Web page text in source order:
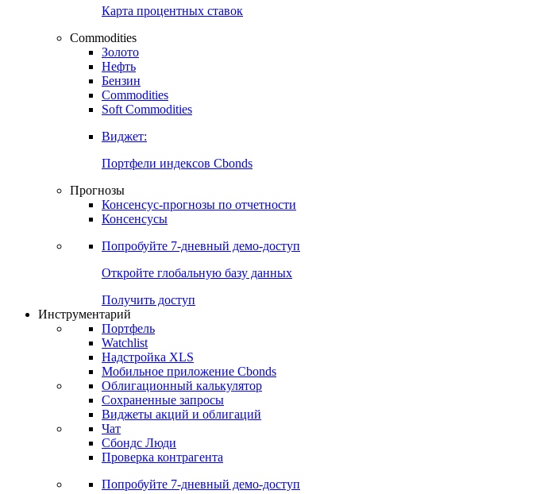
Карта процентных ставок
Commodities
Золото
Нефть
Бензин
Commodities
Soft Commodities
Виджет:
Портфели индексов Cbonds
Прогнозы
Консенсус-прогнозы по отчетности
Консенсусы
Попробуйте 7-дневный демо-доступ
Откройте глобальную базу данных
Получить доступ
Инструментарий
Портфель
Watchlist
Надстройка XLS
Мобильное приложение Cbonds
Облигационный калькулятор
Сохраненные запросы
Виджеты акций и облигаций
Чат
Сбондс Люди
Проверка контрагента
Попробуйте 7-дневный демо-доступ